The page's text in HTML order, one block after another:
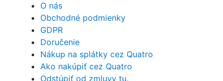
O nás
Obchodné podmienky
GDPR
Doručenie
Nákup na splátky cez Quatro
Ako nakúpiť cez Quatro
Odstúpiť od zmluvy tu.